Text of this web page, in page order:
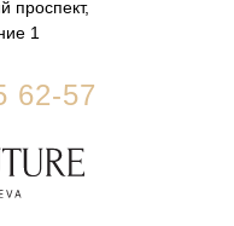
проспект,
1
62-57